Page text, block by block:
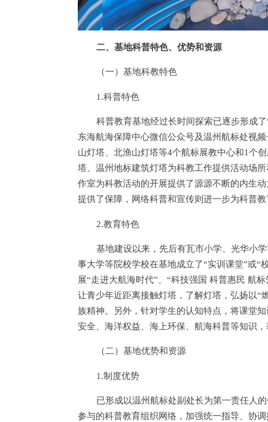
二、基地科普特色、优势和资源
（一）基地科教特色
1.科普特色
科普教育基地经过长时间探索已逐步形成
东海航海保障中心微信公众号及温州航标处视
山灯塔、北渔山灯塔等4个航标展教中心和1个
塔、温州地标建筑灯塔为科教工作提供活动场
作室为科教活动的开展提供了源源不断的内生
提供了保障，网络科普和宣传则进一步为科普
2.教育特色
基地建设以来，先后有瓦市小学、光华小
事大学等院校学校在基地成立了“实训课堂”或“
展“走进大航海时代”、“科技强国 科普惠民 航
让青少年近距离接触灯塔，了解灯塔，弘扬以“
族精神。另外，针对学生的认知特点，将课堂
安全、海洋权益、海上环保、航海科普等知识
（二）基地优势和资源
1.制度优势
已形成以温州航标处副处长为第一责任人
参与的科普教育组织网络，加强统一指导、协